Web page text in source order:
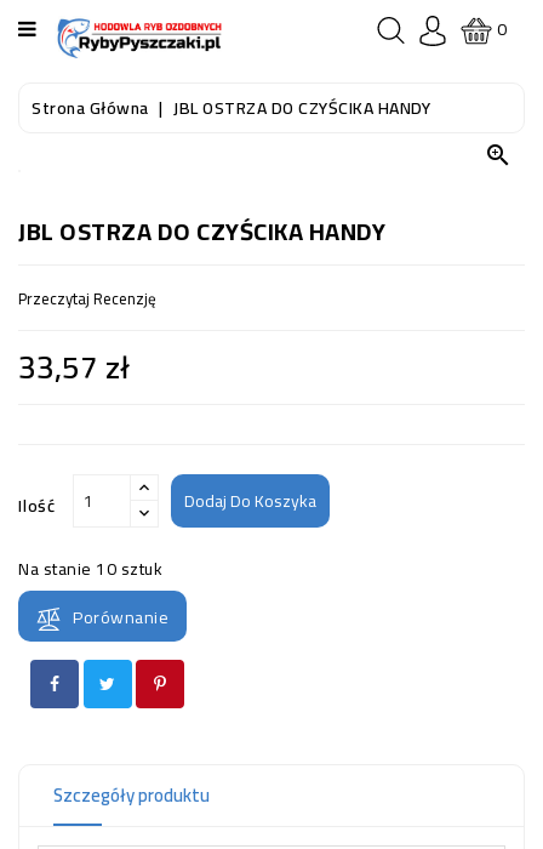
KATEGORIA
STRONA
AKWARIOWE
DO
WODNEGO
I
(SPRZĘT)
OCZKO
WODNE
(SPRZĘT)
KONTAKT
0
Strona Główna JBL OSTRZA DO CZYŚCIKA HANDY

JBL OSTRZA DO CZYŚCIKA HANDY
Przeczytaj Recenzję
33,57 zł
Ilość Dodaj Do Koszyka
Na stanie 10 sztuk
Porównanie
Szczegóły produktu